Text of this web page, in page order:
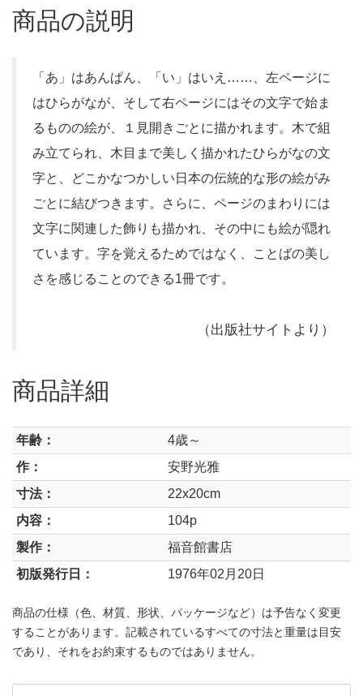
商品の説明
「あ」はあんぱん、「い」はいえ……、左ページに
はひらがなが、そして右ページにはその文字で始ま
るものの絵が、１見開きごとに描かれます。木で組
み立てられ、木目まで美しく描かれたひらがなの文
字と、どこかなつかしい日本の伝統的な形の絵がみ
ごとに結びつきます。さらに、ページのまわりには
文字に関連した飾りも描かれ、その中にも絵が隠れ
ています。字を覚えるためではなく、ことばの美し
さを感じることのできる1冊です。
（出版社サイトより）
商品詳細
年齢：
4歳～
作：
安野光雅
寸法：
22x20cm
内容：
104p
製作：
福音館書店
初版発行日：
1976年02月20日
商品の仕様（色、材質、形状、パッケージなど）は予告なく変更
することがあります。記載されているすべての寸法と重量は目安
であり、それをお約束するものではありません。